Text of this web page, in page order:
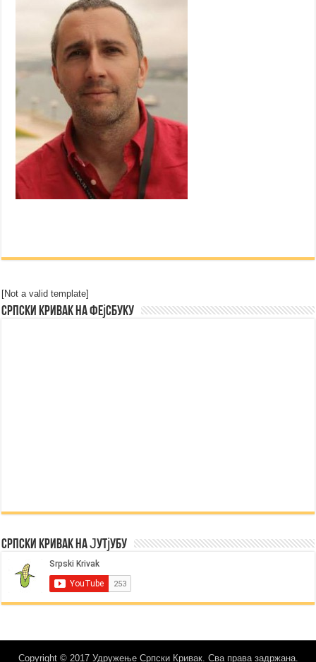
[Not a valid template]
Српски Кривак на Фејсбуку
Српски Кривак на Јутјубу
Copyright © 2017 Удружење Српски Кривак. Сва права задржана.